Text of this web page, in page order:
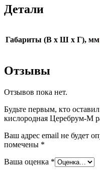
Детали
Габариты (В х Ш х Г), мм
Отзывы
Отзывов пока нет.
Будьте первым, кто
кислородная Церебрум-М
Ваш адрес email не будет
помечены *
Ваша оценка *